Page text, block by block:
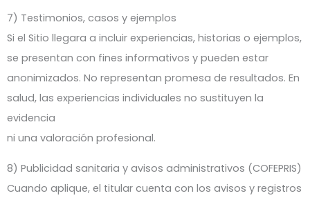
7) Testimonios, casos y ejemplos
Si el Sitio llegara a incluir experiencias, historias o ejemplos,
se presentan con fines informativos y pueden estar
anonimizados. No representan promesa de resultados. En
salud, las experiencias individuales no sustituyen la
evidencia
ni una valoración profesional.
8) Publicidad sanitaria y avisos administrativos (COFEPRIS)
Cuando aplique, el titular cuenta con los avisos y registros